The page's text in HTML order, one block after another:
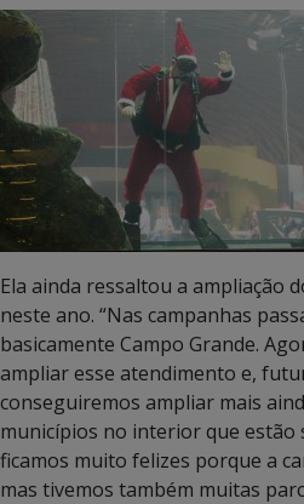
Ela ainda ressaltou a ampliação
neste ano. “Nas campanhas
basicamente Campo Grande.
ampliar esse atendimento e,
conseguiremos ampliar mais
municípios no interior que estão
ficamos muito felizes porque a
mas tivemos também muitas